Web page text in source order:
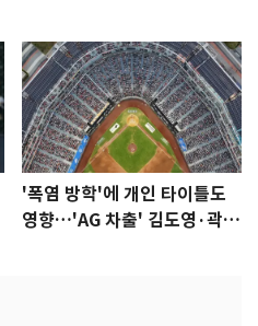
'폭염 방학'에 개인 타이틀도
영향…'AG 차출' 김도영·곽빈